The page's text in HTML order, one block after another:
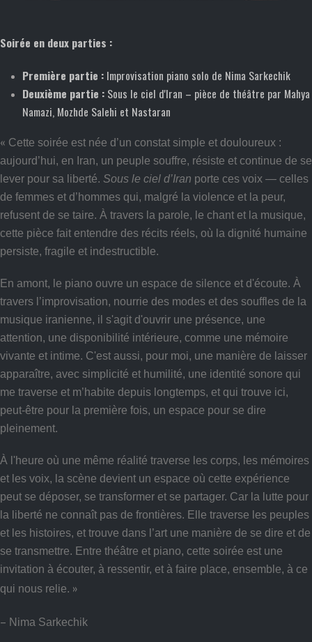
Soirée en deux parties :
Première partie : Improvisation piano solo de Nima Sarkechik
Deuxième partie : Sous le ciel d'Iran – pièce de théâtre par Mahya
Namazi, Mozhde Salehi et Nastaran
« Cette soirée est née d’un constat simple et douloureux :
aujourd’hui, en Iran, un peuple souffre, résiste et continue de se
lever pour sa liberté. Sous le ciel d’Iran porte ces voix — celles
de femmes et d’hommes qui, malgré la violence et la peur,
refusent de se taire. À travers la parole, le chant et la musique,
cette pièce fait entendre des récits réels, où la dignité humaine
persiste, fragile et indestructible.
En amont, le piano ouvre un espace de silence et d'écoute. À
travers l’improvisation, nourrie des modes et des souffles de la
musique iranienne, il s'agit d'ouvrir une présence, une
attention, une disponibilité intérieure, comme une mémoire
vivante et intime. C'est aussi, pour moi, une manière de laisser
apparaître, avec simplicité et humilité, une identité sonore qui
me traverse et m’habite depuis longtemps, et qui trouve ici,
peut-être pour la première fois, un espace pour se dire
pleinement.
À l'heure où une même réalité traverse les corps, les mémoires
et les voix, la scène devient un espace où cette expérience
peut se déposer, se transformer et se partager. Car la lutte pour
la liberté ne connaît pas de frontières. Elle traverse les peuples
et les histoires, et trouve dans l’art une manière de se dire et de
se transmettre. Entre théâtre et piano, cette soirée est une
invitation à écouter, à ressentir, et à faire place, ensemble, à ce
qui nous relie. »
– Nima Sarkechik